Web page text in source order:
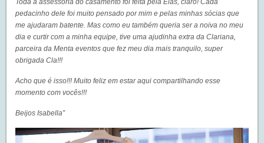
Toda a assessoria do casamento foi feita pela Elas, claro! Cada
pedacinho dele foi muito pensado por mim e pelas minhas sócias que
me ajudaram batente. Mas como eu também queria ser a noiva no meu
dia e curtir com a minha equipe, tive uma ajudinha extra da Clariana,
parceira da Menta eventos que fez meu dia mais tranquilo, super
obrigada Cla!!!
Acho que é isso!!! Muito feliz em estar aqui compartilhando esse
momento com vocês!!!
Beijos Isabella”